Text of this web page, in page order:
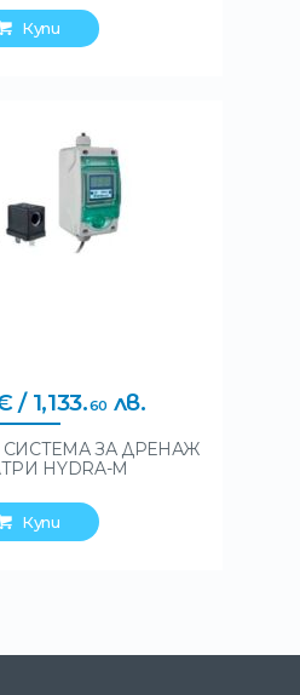
Купи
/ 1,133.60 лв.
ЗА ДРЕНАЖ
HYDRA-M
Купи